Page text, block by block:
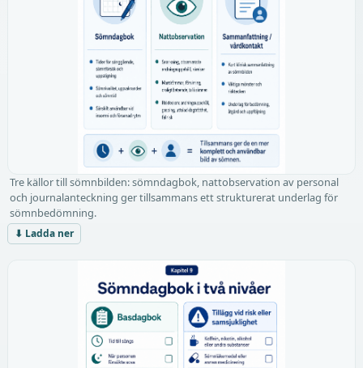
Tre källor till sömnbilden: sömndagbok, nattobservation av personal
och journalanteckning ger tillsammans ett strukturerat underlag för
sömnbedömning.
⬇ Ladda ner